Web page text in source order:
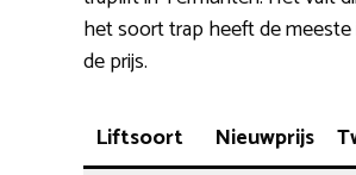
het soort trap heeft de
de prijs.
Liftsoort Nieuwprijs